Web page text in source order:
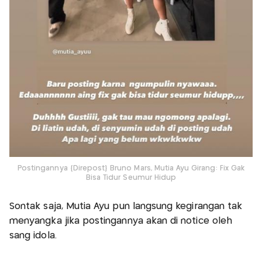
Postingannya {Direpost} Bruno Mars, Mutia Ayu Girang: Fix Gak
Bisa Tidur Seumur Hidup
Sontak saja, Mutia Ayu pun langsung kegirangan tak
menyangka jika postingannya akan di notice oleh
sang idola.